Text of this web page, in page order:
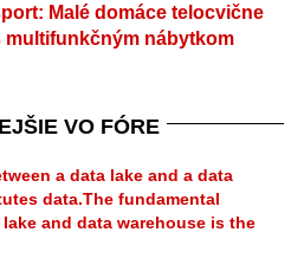
Malé domáce telocvične
multifunkčným nábytkom
VO FÓRE
a data lake and a data
data.The fundamental
and data warehouse is the